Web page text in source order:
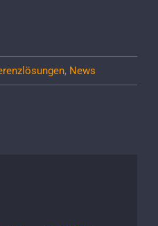
, News